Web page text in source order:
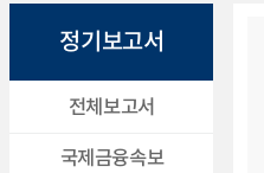
정기보고서
전체보고서
국제금융속보